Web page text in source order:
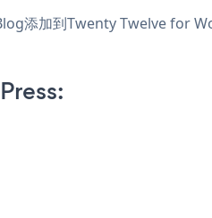
添加到Twenty Twelve for